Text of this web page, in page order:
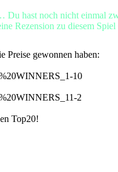
Preise gewonnen haben:
Top20!
Du hast noch nicht einmal
Rezension zu diesem